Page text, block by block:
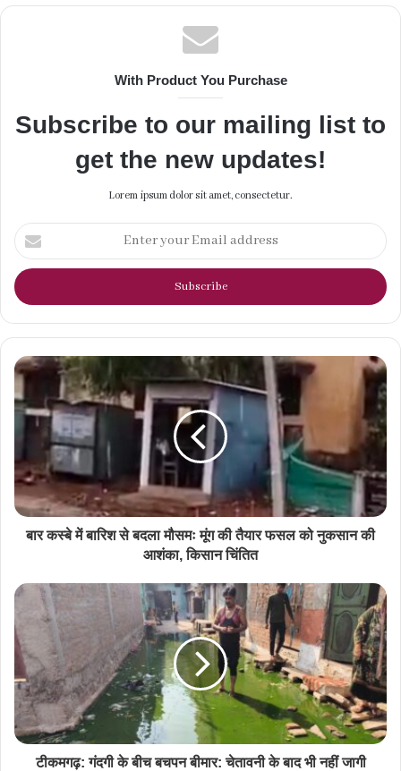
With Product You Purchase
Subscribe to our mailing list to
get the new updates!
Lorem ipsum dolor sit amet, consectetur.
Enter
your
Email
address
बार कस्बे में बारिश से बदला मौसमः मूंग की तैयार फसल को नुकसान की
आशंका, किसान चिंतित
टीकमगढ़: गंदगी के बीच बचपन बीमार: चेतावनी के बाद भी नहीं जागी